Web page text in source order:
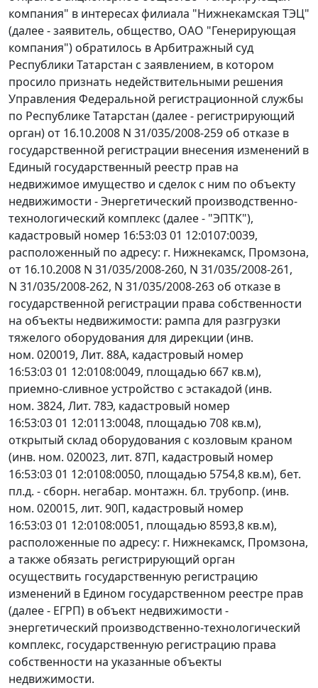
компания" в интересах филиала "Нижнекамская ТЭЦ"
(далее - заявитель, общество, ОАО "Генерирующая
компания") обратилось в Арбитражный суд
Республики Татарстан с заявлением, в котором
просило признать недействительными решения
Управления Федеральной регистрационной службы
по Республике Татарстан (далее - регистрирующий
орган) от 16.10.2008 N 31/035/2008-259 об отказе в
государственной регистрации внесения изменений в
Единый государственный реестр прав на
недвижимое имущество и сделок с ним по объекту
недвижимости - Энергетический производственно-
технологический комплекс (далее - "ЭПТК"),
кадастровый номер 16:53:03 01 12:0107:0039,
расположенный по адресу: г. Нижнекамск, Промзона,
от 16.10.2008 N 31/035/2008-260, N 31/035/2008-261,
N 31/035/2008-262, N 31/035/2008-263 об отказе в
государственной регистрации права собственности
на объекты недвижимости: рампа для разгрузки
тяжелого оборудования для дирекции (инв.
ном. 020019, Лит. 88А, кадастровый номер
16:53:03 01 12:0108:0049, площадью 667 кв.м),
приемно-сливное устройство с эстакадой (инв.
ном. 3824, Лит. 78Э, кадастровый номер
16:53:03 01 12:0113:0048, площадью 708 кв.м),
открытый склад оборудования с козловым краном
(инв. ном. 020023, лит. 87П, кадастровый номер
16:53:03 01 12:0108:0050, площадью 5754,8 кв.м), бет.
пл.д. - сборн. негабар. монтажн. бл. трубопр. (инв.
ном. 020015, лит. 90П, кадастровый номер
16:53:03 01 12:0108:0051, площадью 8593,8 кв.м),
расположенные по адресу: г. Нижнекамск, Промзона,
а также обязать регистрирующий орган
осуществить государственную регистрацию
изменений в Едином государственном реестре прав
(далее - ЕГРП) в объект недвижимости -
энергетический производственно-технологический
комплекс, государственную регистрацию права
собственности на указанные объекты
недвижимости.